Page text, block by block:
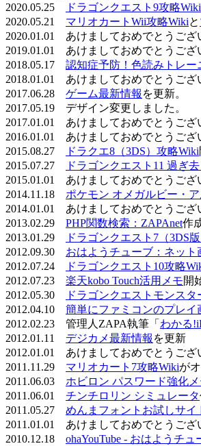
2020.05.25
ドラゴンクエスト9攻略Wiki
2020.05.21 マリオカートWii攻略Wikiと
2020.01.01 あけましておめでとうござ
2019.01.01 あけましておめでとうござ
2018.05.17 認知症予防！色読みトレー
2018.01.01 あけましておめでとうござ
2017.06.28 ゲーム最新情報 を更新。
2017.05.19 デザイン変更しました。
2017.01.01 あけましておめでとうござ
2016.01.01 あけましておめでとうござ
2015.08.27
ドラクエ8（3DS）攻略Wiki
2015.07.27
ドラゴンクエスト11 過ぎ
2015.01.01 あけましておめでとうござ
2014.11.18 ポケモン オメガルビー・
2014.01.01 あけましておめでとうござ
2013.02.29 PHP関数検索：ZAPAnet作
2013.01.29
ドラゴンクエスト7（3DS
2012.09.30 おはようチューブ：ネット
2012.07.24
ドラゴンクエスト10攻略
2012.07.23 楽天kobo Touch活用メモ開
2012.05.30
ドラゴンクエストモンス
2012.04.10 簡単にファミコンのプレイ
2012.02.23 管理人ZAPA執筆「 わかる
2012.01.11 デジカメ最新情報 を更新
2012.01.01 あけましておめでとうござ
2011.11.29 マリオカート7攻略Wikiが
2011.06.03 ホビロン パスワード強化
2011.06.01 チンチロリン シミュレータ
2011.05.27 めんまフォントお試しサイ
2011.01.01 あけましておめでとうござ
2010.12.18 ohaYouTube - おはようチュ